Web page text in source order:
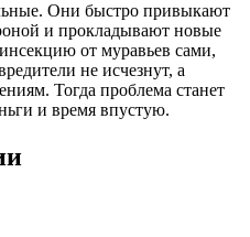
Они быстро привыкают
и прокладывают новые
от муравьев сами,
не исчезнут, а
Тогда проблема станет
и время впустую.